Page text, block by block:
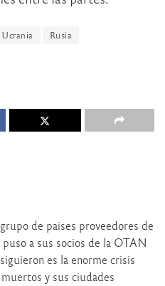
Rusia
de paises proveedores de
a sus socios de la OTAN
es la enorme crisis
y sus ciudades